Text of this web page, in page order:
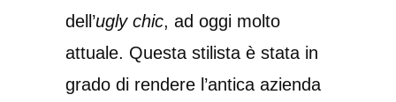
dell’ugly chic, ad oggi molto
attuale. Questa stilista è stata in
grado di rendere l’antica azienda